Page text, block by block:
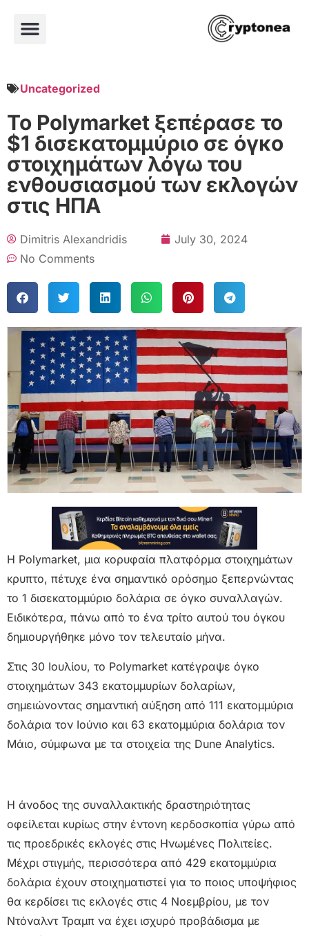
Uncategorized
Το Polymarket ξεπέρασε το
$1 δισεκατομμύριο σε όγκο
στοιχημάτων λόγω του
ενθουσιασμού των εκλογών
στις ΗΠΑ
Dimitris Alexandridis
July 30, 2024
No Comments
Η Polymarket, μια κορυφαία πλατφόρμα στοιχημάτων
κρυπτο, πέτυχε ένα σημαντικό ορόσημο ξεπερνώντας
το 1 δισεκατομμύριο δολάρια σε όγκο συναλλαγών.
Ειδικότερα, πάνω από το ένα τρίτο αυτού του όγκου
δημιουργήθηκε μόνο τον τελευταίο μήνα.
Στις 30 Ιουλίου, το Polymarket κατέγραψε όγκο
στοιχημάτων 343 εκατομμυρίων δολαρίων,
σημειώνοντας σημαντική αύξηση από 111 εκατομμύρια
δολάρια τον Ιούνιο και 63 εκατομμύρια δολάρια τον
Μάιο, σύμφωνα με τα στοιχεία της Dune Analytics.
Η άνοδος της συναλλακτικής δραστηριότητας
οφείλεται κυρίως στην έντονη κερδοσκοπία γύρω από
τις προεδρικές εκλογές στις Ηνωμένες Πολιτείες.
Μέχρι στιγμής, περισσότερα από 429 εκατομμύρια
δολάρια έχουν στοιχηματιστεί για το ποιος υποψήφιος
θα κερδίσει τις εκλογές στις 4 Νοεμβρίου, με τον
Ντόναλντ Τραμπ να έχει ισχυρό προβάδισμα με